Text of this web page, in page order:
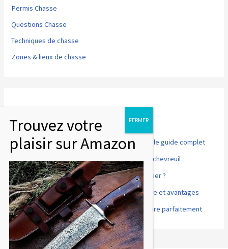
Permis Chasse
Questions Chasse
Techniques de chasse
Zones & lieux de chasse
Point rouge pour fusil de chasse et tir sportif : le guide complet
Comment désosser et préparer un cuissot de chevreuil
Accords mets et vins : que boire avec du sanglier ?
Cuisson basse température du gibier : méthode et avantages
Gibier à plumes : comment le préparer et le cuire parfaitement